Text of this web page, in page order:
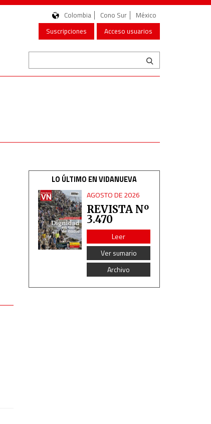
Colombia Cono Sur
México
Suscripciones
Acceso usuarios
LO ÚLTIMO EN VIDANUEVA
AGOSTO DE 2026
REVISTA Nº
3.470
Leer
Ver sumario
Archivo